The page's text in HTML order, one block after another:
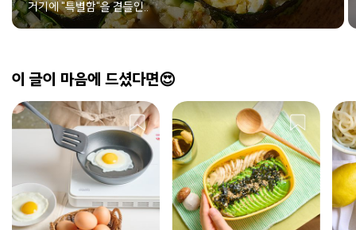
거기에 "특별함"을 곁들인..
이 글이 마음에 드셨다면😍